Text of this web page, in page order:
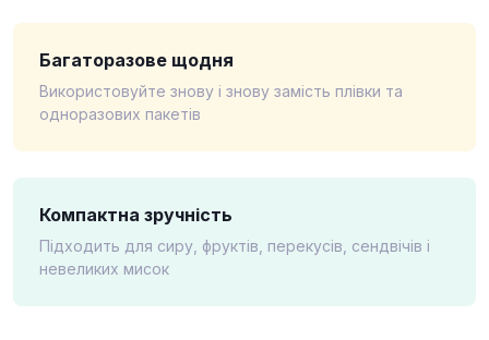
Багаторазове щодня
Використовуйте знову і знову замість плівки та
одноразових пакетів
Компактна зручність
Підходить для сиру, фруктів, перекусів, сендвічів і
невеликих мисок